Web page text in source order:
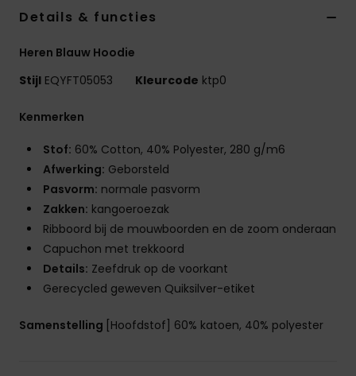
Details & functies
Heren Blauw Hoodie
Stijl EQYFT05053 Kleurcode ktp0
Kenmerken
Stof: 60% Cotton, 40% Polyester, 280 g/m6
Afwerking: Geborsteld
Pasvorm: normale pasvorm
Zakken: kangoeroezak
Ribboord bij de mouwboorden en de zoom onderaan
Capuchon met trekkoord
Details: Zeefdruk op de voorkant
Gerecycled geweven Quiksilver-etiket
Samenstelling [Hoofdstof] 60% katoen, 40% polyester